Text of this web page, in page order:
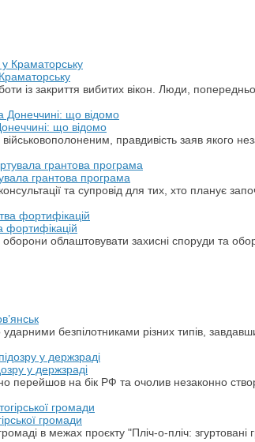
із закриття вибитих вікон. Люди,
що відомо
правдивість заяв якого
грантова програма
та супровід для тих, хто планує
фортифікацій
облаштовувати захисні споруди та
ударними безпілотниками різних типів,
у держзраді
перейшов на бік РФ та очолив незаконно
громади
в межах проєкту "Пліч-о-пліч: згуртовані